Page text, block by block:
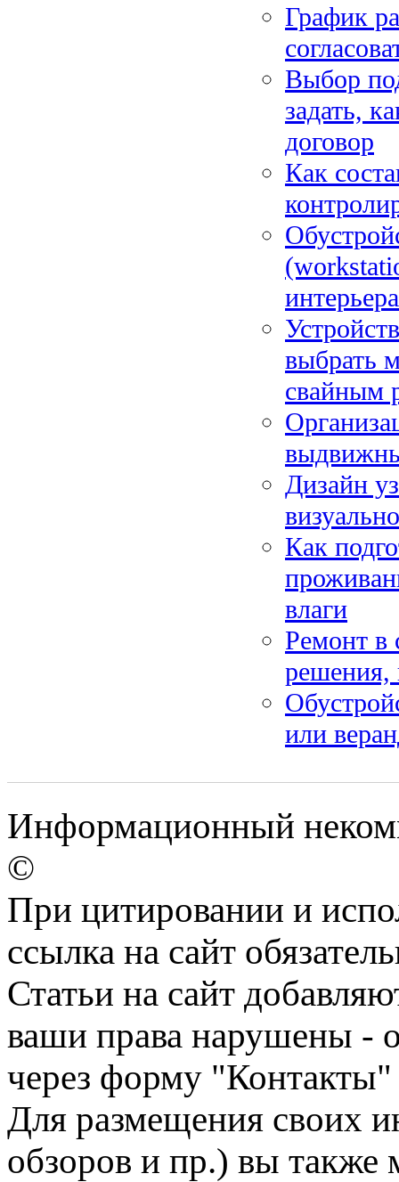
График
Выбор
задать,
договор
Как
интерьера
выбрать
свайным
Дизайн
Как
влаги
Ремонт в
решения,
или
Информационный
©
При цитировании и
ссылка на сайт
Статьи на сайт
ваши права нарушены -
через форму "Контакты"
Для размещения своих
обзоров и пр.) вы также